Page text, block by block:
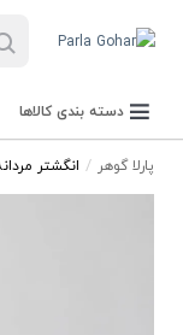
دسته بندی کالاها
پارلا گوهر انگشتر